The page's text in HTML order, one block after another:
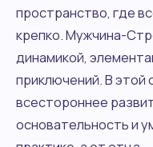
пространство, где
крепко. Мужчина-
динамикой,
приключений. В этой
всестороннее
основательность и